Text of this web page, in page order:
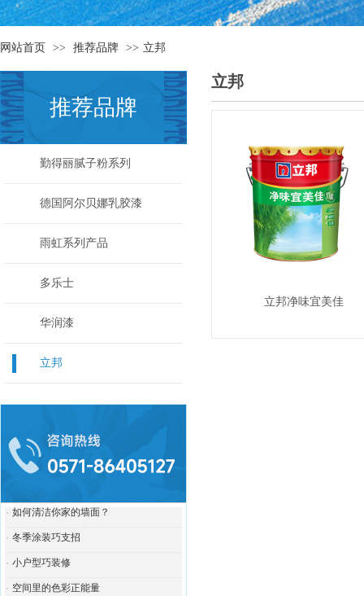
网站首页 >> 推荐品牌 >> 立邦
推荐品牌
勤得丽腻子粉系列
德国阿尔贝娜乳胶漆
雨虹系列产品
多乐士
华润漆
立邦
杭州腻子粉应用广泛，刷墙要讲究技巧
勤得丽腻子粉的优势与作用
六大技巧实现完美木器涂装
实木家居巧维护
冬季涂装巧支招
小户型巧装修
空间里的色彩正能量
不去迪士尼，也能住在童话王国
立邦
立邦净味宜美佳